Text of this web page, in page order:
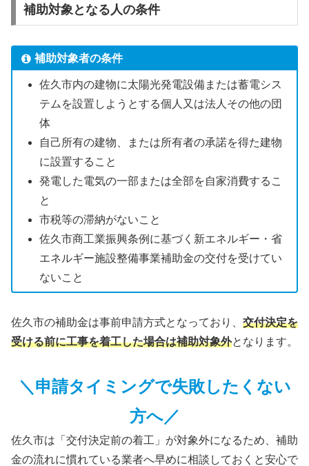
補助対象となる人の条件
補助対象者の条件
佐久市内の建物に太陽光発電設備または蓄電シス
テムを設置しようとする個人又は法人その他の団
体
自己所有の建物、または所有者の承諾を得た建物
に設置すること
発電した電気の一部または全部を自家消費するこ
と
市税等の滞納がないこと
佐久市商工業振興条例に基づく新エネルギー・省
エネルギー施設整備事業補助金の交付を受けてい
ないこと
佐久市の補助金は事前申請方式となっており、 交付決定を
受ける前に工事を着工した場合は補助対象外となります。
＼申請タイミングで失敗したくない
方へ／
佐久市は「交付決定前の着工」が対象外になるため、補助
金の流れに慣れている業者へ早めに相談しておくと安心で